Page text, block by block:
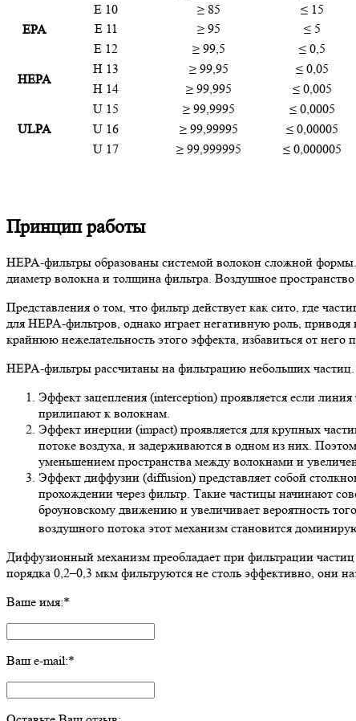
EPA
Е 10 ≥ 85 ≤ 15
Е 11
≥ 95 ≤ 5
Е 12
≥ 99,5 ≤ 0,5
HEPA
Н 13 ≥ 99,95 ≤ 0,05
Н 14
≥ 99,995 ≤ 0,005
ULPA
U 15 ≥ 99,9995 ≤ 0,0005
U 16
≥ 99,99995 ≤ 0,00005
U 17
≥ 99,999995 ≤ 0,000005
Принцип работы
HEPA-фильтры образованы системой волокон сложной
диаметр волокна и толщина фильтра. Воздушное
Представления о том, что фильтр действует как сито, где
для HEPA-фильтров, однако играет негативную роль,
крайнюю нежелательность этого эффекта, избавиться от него
HEPA-фильтры рассчитаны на фильтрацию небольших
Эффект зацепления (interception) проявляется если
прилипают к волокнам.
Эффект инерции (impact) проявляется для крупных
потоке воздуха, и задерживаются в одном из них.
уменьшением пространства между волокнами и
Эффект диффузии (diffusion) представляет собой
прохождении через фильтр. Такие частицы начинают
броуновскому движению и увеличивает вероятность
воздушного потока этот механизм становится
Диффузионный механизм преобладает при фильтрации
порядка 0,2–0,3 мкм фильтруются не столь эффективно, они
Ваше имя:*
Ваш e-mail:*